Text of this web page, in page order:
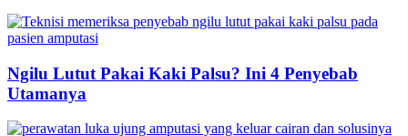
Ngilu Lutut Pakai Kaki Palsu? Ini 4 Penyebab
Utamanya